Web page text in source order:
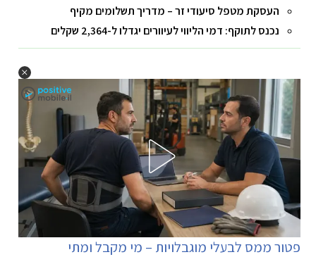
העסקת מטפל סיעודי זר – מדריך תשלומים מקיף
נכנס לתוקף: דמי הליווי לעיוורים יגדלו ל-2,364 שקלים
פטור ממס לבעלי מוגבלויות – מי מקבל ומתי